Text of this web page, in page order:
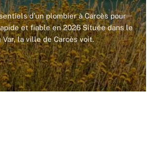
d’un plombier à Carcès pour
et fiable en 2026 Située dans le
la ville de Carcès voit.